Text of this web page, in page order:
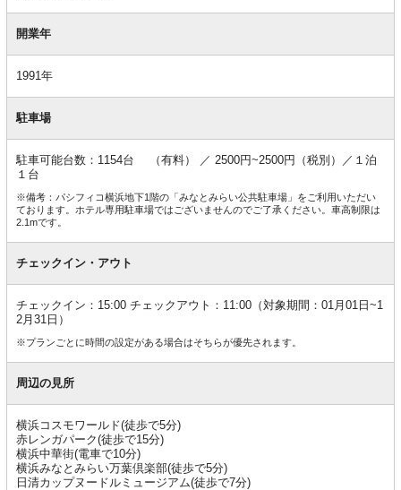
開業年
1991年
駐車場
駐車可能台数：1154台 （有料） ／ 2500円~2500円（税別）／１泊
１台
※備考：パシフィコ横浜地下1階の「みなとみらい公共駐車場」をご利用いただい
ております。ホテル専用駐車場ではございませんのでご了承ください。車高制限は
2.1mです。
チェックイン・アウト
チェックイン：15:00 チェックアウト：11:00（対象期間：01月01日~1
2月31日）
※プランごとに時間の設定がある場合はそちらが優先されます。
周辺の見所
横浜コスモワールド(徒歩で5分)
赤レンガパーク(徒歩で15分)
横浜中華街(電車で10分)
横浜みなとみらい万葉倶楽部(徒歩で5分)
日清カップヌードルミュージアム(徒歩で7分)